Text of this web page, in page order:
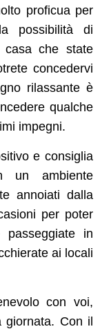
proficua per
possibilità di
casa che state
concedervi
rilassante è
qualche
impegni.
e consiglia
un ambiente
annoiati dalla
per poter
passeggiate in
ai locali
con voi,
giornata. Con il